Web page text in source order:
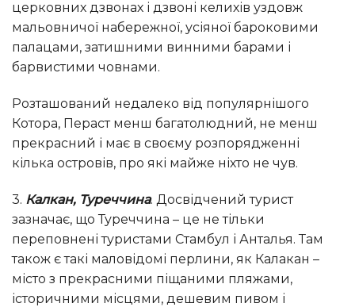
церковних дзвонах і дзвоні келихів уздовж
мальовничої набережної, усіяної бароковими
палацами, затишними винними барами і
барвистими човнами.
Розташований недалеко від популярнішого
Котора, Пераст менш багатолюдний, не менш
прекрасний і має в своєму розпорядженні
кілька островів, про які майже ніхто не чув.
Калкан, Туреччина. Досвідчений турист
зазначає, що Туреччина – це не тільки
переповнені туристами Стамбул і Анталья. Там
також є такі маловідомі перлини, як Калакан –
місто з прекрасними піщаними пляжами,
історичними місцями, дешевим пивом і